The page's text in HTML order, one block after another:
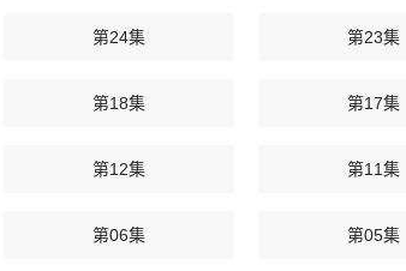
第24集 第23集
第18集 第17集
第12集 第11集
第06集 第05集